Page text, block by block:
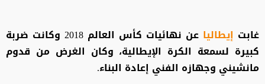
غابت إيطاليا
عن نهائيات كأس العالم 2018 وكانت ضربة
كبيرة لسمعة الكرة الإيطالية، وكان الغرض من قدوم
مانشيني وجهازه الفني إعادة البناء.